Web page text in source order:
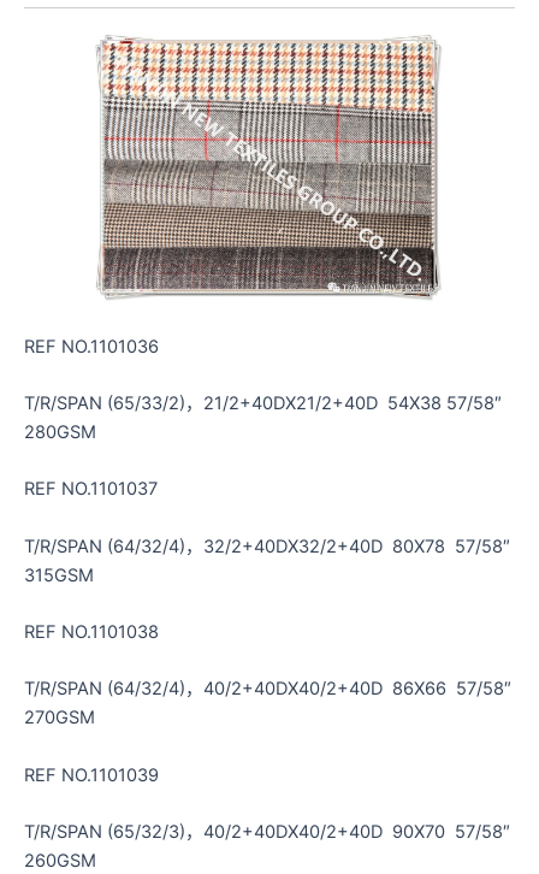
REF NO.1101036
T/R/SPAN (65/33/2)，21/2+40DX21/2+40D 54X38 57/58″
280GSM
REF NO.1101037
T/R/SPAN (64/32/4)，32/2+40DX32/2+40D 80X78 57/58″
315GSM
REF NO.1101038
T/R/SPAN (64/32/4)，40/2+40DX40/2+40D 86X66 57/58″
270GSM
REF NO.1101039
T/R/SPAN (65/32/3)，40/2+40DX40/2+40D 90X70 57/58″
260GSM